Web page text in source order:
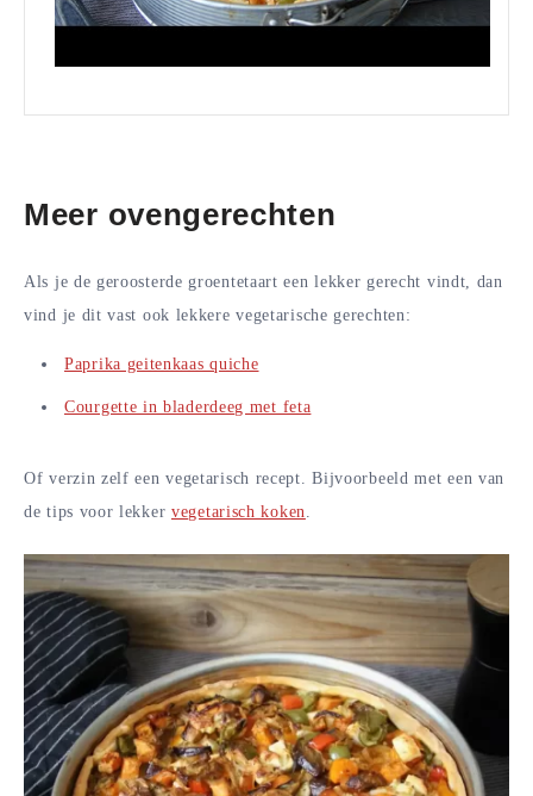
Meer ovengerechten
Als je de geroosterde groentetaart een lekker gerecht vindt, dan
vind je dit vast ook lekkere vegetarische gerechten:
Paprika geitenkaas quiche
Courgette in bladerdeeg met feta
Of verzin zelf een vegetarisch recept. Bijvoorbeeld met een van
de tips voor lekker vegetarisch koken